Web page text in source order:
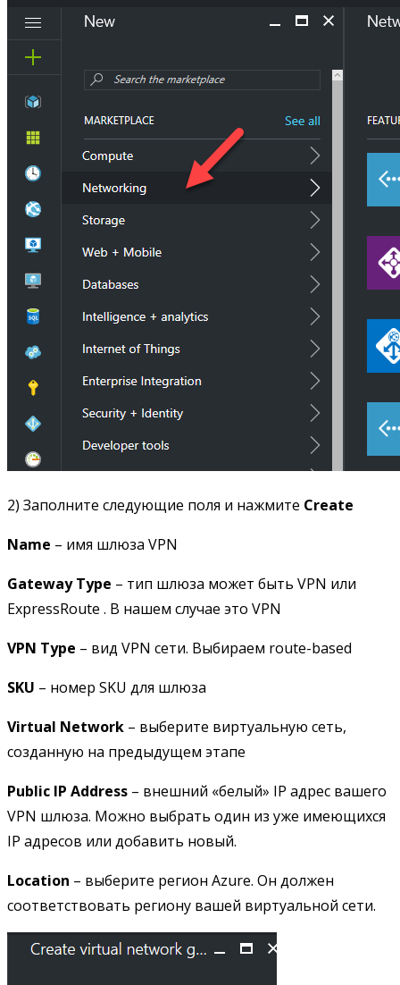
2) Заполните следующие поля и нажмите Create
Name – имя шлюза VPN
Gateway Type – тип шлюза может быть VPN или
ExpressRoute . В нашем случае это VPN
VPN Type – вид VPN сети. Выбираем route-based
SKU – номер SKU для шлюза
Virtual Network – выберите виртуальную сеть,
созданную на предыдущем этапе
Public IP Address – внешний «белый» IP адрес вашего
VPN шлюза. Можно выбрать один из уже имеющихся
IP адресов или добавить новый.
Location – выберите регион Azure. Он должен
соответствовать региону вашей виртуальной сети.